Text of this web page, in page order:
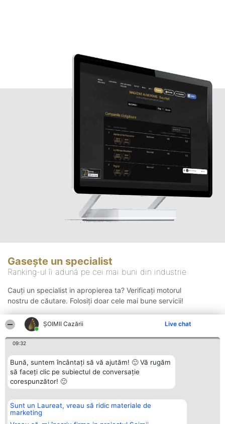
ȘOIMII Cazării Live chat
09:32
Bună, suntem încântați să vă ajutăm! 🙂 Vă rugăm
să faceți clic pe subiectul de conversație
corespunzător! 🙂
Sunt un Laureat, vreau să ridic materiale de
marketing
Gasește un specialist
Ranking-ul îi adună pe cei mai buni din industrie
Cauți un specialist in apropierea ta? Verificați motorul
nostru de căutare. Folosiți doar cele mai bune servicii!
Organizator Ranking
BRIGHT SOLUTIONS BR SRL
Aleea Timisul De Sus 2 Bl. A30
Plebiscyt
Lista Tuturor
Contact